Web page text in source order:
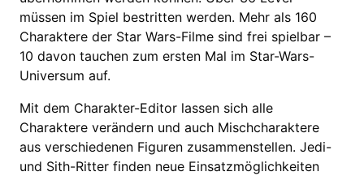
müssen im Spiel bestritten werden. Mehr als 160
Charaktere der Star Wars-Filme sind frei spielbar –
10 davon tauchen zum ersten Mal im Star-Wars-
Universum auf.
Mit dem Charakter-Editor lassen sich alle
Charaktere verändern und auch Mischcharaktere
aus verschiedenen Figuren zusammenstellen. Jedi-
und Sith-Ritter finden neue Einsatzmöglichkeiten